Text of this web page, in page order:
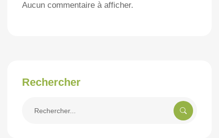
Aucun commentaire à afficher.
Rechercher
pour: